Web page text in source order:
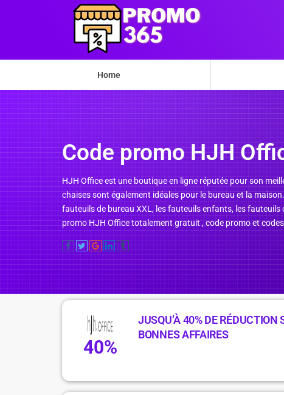
Home
Code promo HJH
HJH Office est une boutique en ligne réputée pour son
chaises sont également idéales pour le bureau et la
fauteuils de bureau XXL, les fauteuils enfants, les
promo HJH Office totalement gratuit , code promo et
40%
JUSQU’À 40% DE RÉDUCTION
BONNES AFFAIRES